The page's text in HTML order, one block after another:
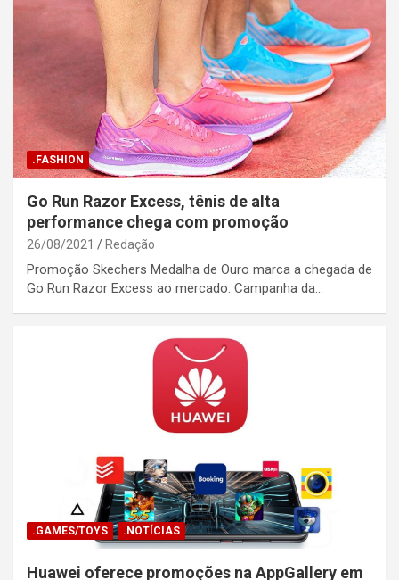
.FASHION
Go Run Razor Excess, tênis de alta
performance chega com promoção
26/08/2021 Redação
Promoção Skechers Medalha de Ouro marca a chegada de
Go Run Razor Excess ao mercado. Campanha da…
.GAMES/TOYS .NOTÍCIAS
Huawei oferece promoções na AppGallery em